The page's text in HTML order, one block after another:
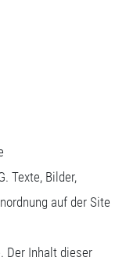
Texte, Bilder,
auf der Site
Der Inhalt dieser